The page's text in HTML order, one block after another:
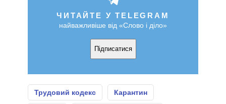
ЧИТАЙТЕ У TELEGRAM
найважливіше від «Слово і діло»
Підписатися
Трудовий кодекс Карантин